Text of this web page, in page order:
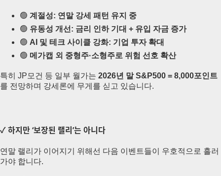
🟢 계절성: 연말 강세 패턴 유지 중
🟢 유동성 개선: 금리 인하 기대 + 유입 자금 증가
🟢 AI 및 테크 사이클 강화: 기업 투자 확대
🟢 메가캡 외 중형주·소형주로 위험 선호 확산
특히 JP모건 등 일부 월가는 2026년 말 S&P500 = 8,000포인트
를 전망하며 강세론에 무게를 싣고 있습니다.
✓ 하지만 ‘보장된 랠리’는 아니다
연말 랠리가 이어지기 위해선 다음 이벤트들이 우호적으로 흘러
가야 합니다.